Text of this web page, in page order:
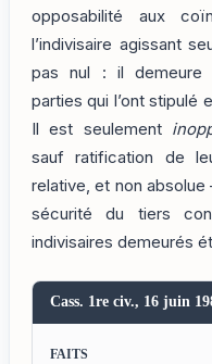
opposabilité aux
l’indivisaire agissant
pas nul : il demeure
parties qui l’ont stipulé
Il est seulement
sauf ratification de
relative, et non
sécurité du tiers
indivisaires demeurés
Cass. 1re civ., 16 juin
FAITS